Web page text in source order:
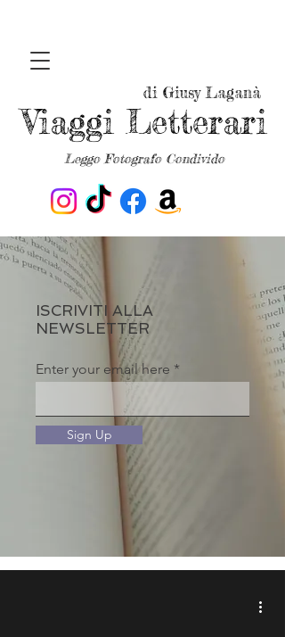
Leggo Fotografo Condivido
Viaggi Letterari
di Giusy Laganà
ISCRIVITI ALLA
NEWSLETTER
Enter your email here
Sign Up